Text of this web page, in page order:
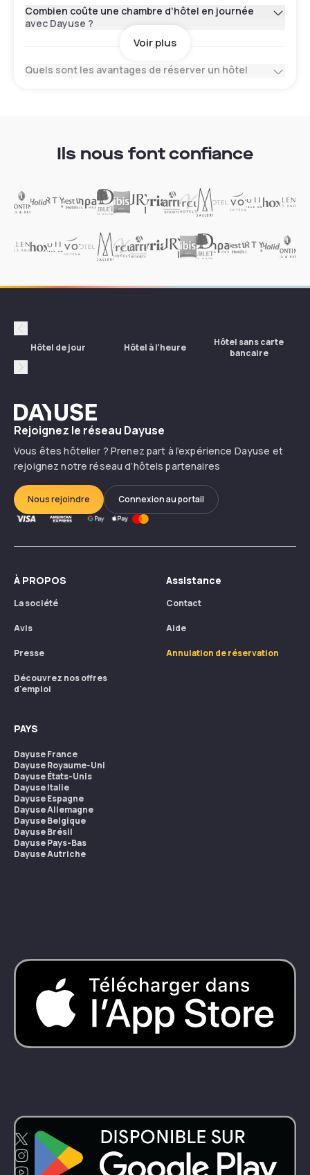
Combien coûte une chambre d'hôtel en journée
avec Dayuse ?
Quels sont les avantages de réserver un hôtel
Quels sont les créneaux horaires disponibles ?
Où se trouvent les hôtels disponibles sur
Dayuse en Suisse ?
Qu'est-ce qu'un daycation à l'hôtel ?
Dans quels pays peut-on réserver des hôtels
avec Dayuse ?
Comment devenir un hôtel partenaire de
Dayuse ?
Voir plus
Ils nous font confiance
Précédent
Hôtel de jour Hôtel à l'heure
Hôtel sans carte
bancaire
Suivant
Dayuse
Rejoignez le réseau Dayuse
Vous êtes hôtelier ? Prenez part à l’expérience Dayuse et
rejoignez notre réseau d’hôtels partenaires
Nous rejoindre Connexion au portail
À PROPOS
La société
Avis
Presse
Découvrez nos offres
d'emploi
Assistance
Contact
Aide
Annulation de réservation
PAYS
DayuseFrance
DayuseRoyaume-Uni
DayuseÉtats-Unis
DayuseItalie
DayuseEspagne
DayuseAllemagne
DayuseBelgique
DayuseBrésil
DayusePays-Bas
DayuseAutriche
DayuseNouvelle-Zélande
Dayuse
Turquie